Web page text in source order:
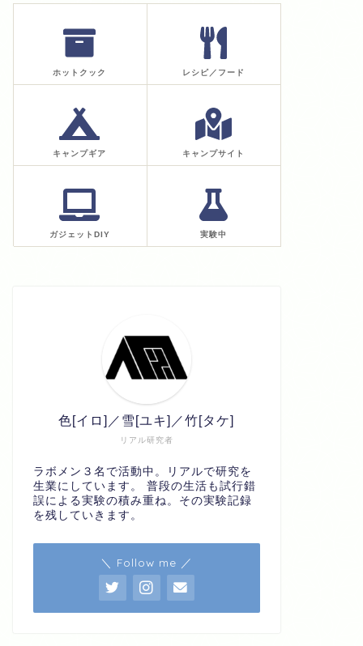
ホットクック レシピ／フード
キャンプギア キャンプサイト
ガジェットDIY 実験中
リアル研究者
色[イロ]／雪[ユキ]／竹[タケ]
ラボメン３名で活動中。リアルで研究を
生業にしています。 普段の生活も試行錯
誤による実験の積み重ね。その実験記録
を残していきます。
＼ Follow me ／